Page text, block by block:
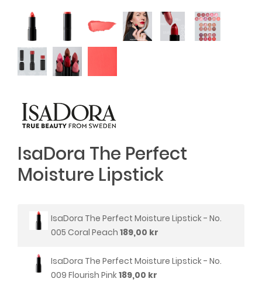
IsaDora The Perfect
Moisture Lipstick
IsaDora The Perfect Moisture Lipstick - No.
005 Coral Peach 189,00 kr
IsaDora The Perfect Moisture Lipstick - No.
009 Flourish Pink189,00 kr